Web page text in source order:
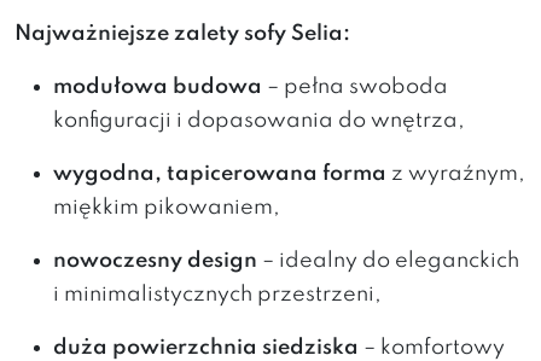
Najważniejsze zalety sofy Selia:
modułowa budowa – pełna swoboda
konfiguracji i dopasowania do wnętrza,
wygodna, tapicerowana forma z wyraźnym,
miękkim pikowaniem,
nowoczesny design – idealny do eleganckich
i minimalistycznych przestrzeni,
duża powierzchnia siedziska – komfortowy